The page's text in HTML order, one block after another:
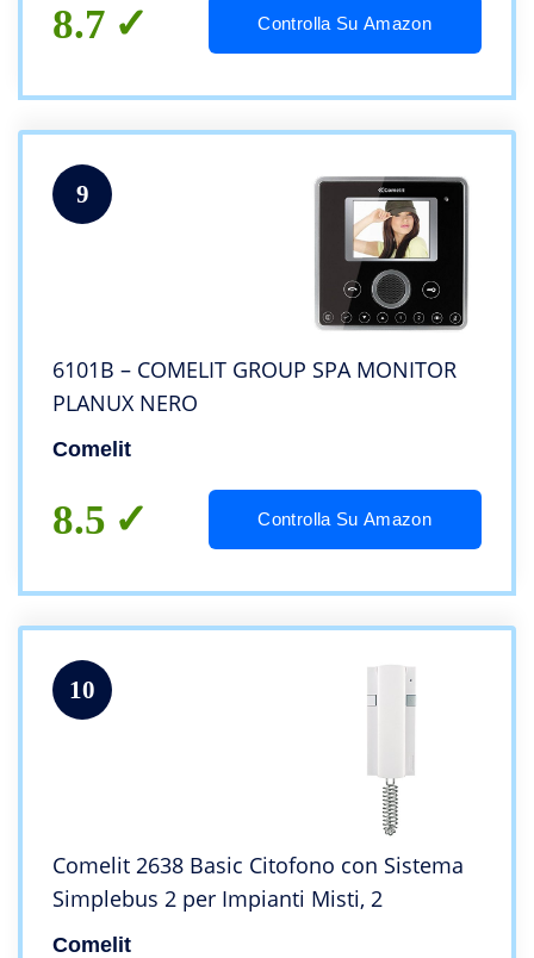
8.7 Controlla Su Amazon
9
6101B – COMELIT GROUP SPA MONITOR
PLANUX NERO
Comelit
8.5 Controlla Su Amazon
10
Comelit 2638 Basic Citofono con Sistema
Simplebus 2 per Impianti Misti, 2
Comelit